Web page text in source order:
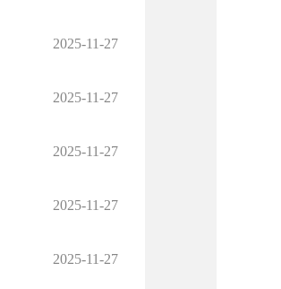
2025-11-27
2025-11-27
2025-11-27
2025-11-27
2025-11-27